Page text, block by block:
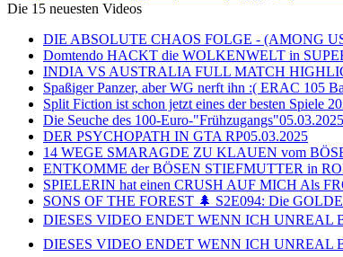
Die 15 neuesten Videos
DIE ABSOLUTE CHAOS FOLGE - (AMONG
Domtendo HACKT die WOLKENWELT in
INDIA VS AUSTRALIA FULL MATCH
Spaßiger Panzer, aber WG nerft ihn :( ERAC 105
Split Fiction ist schon jetzt eines der besten Spiele
Die Seuche des 100-Euro-"Frühzugangs"05.03.2025
DER PSYCHOPATH IN GTA RP05.03.2025
14 WEGE SMARAGDE ZU KLAUEN vom
ENTKOMME der BÖSEN STIEFMUTTER in
SPIELERIN hat einen CRUSH AUF MICH Als
SONS OF THE FOREST 🌲 S2E094: Die
DIESES VIDEO ENDET WENN ICH UNREAL
DIESES VIDEO ENDET WENN ICH UNREAL